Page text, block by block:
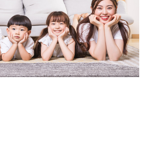
儿重疾险和妈咪保贝新生版保
理如下：